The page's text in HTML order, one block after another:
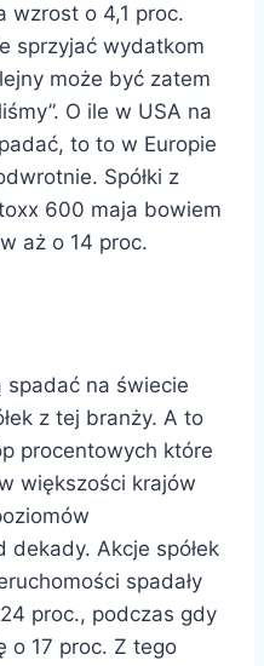
wzrost o 4,1 proc.
sprzyjać wydatkom
może być zatem
O ile w USA na
to to w Europie
Spółki z
600 maja bowiem
aż o 14 proc.
na świecie
z tej branży. A to
procentowych które
większości krajów
Akcje spółek
spadały
proc., podczas gdy
o 17 proc. Z tego